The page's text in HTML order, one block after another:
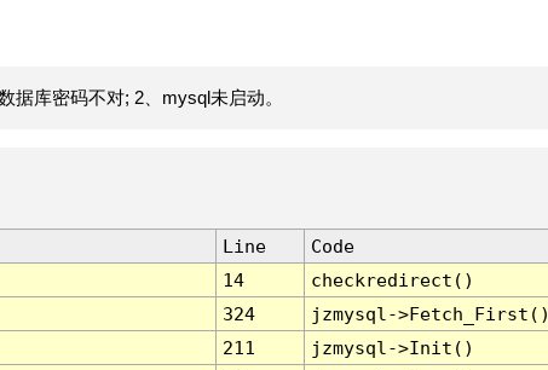
据库密码不对; 2、mysql未启动。
Line
Code
14
checkredirect()
324
jzmysql-
211
jzmysql->Init()